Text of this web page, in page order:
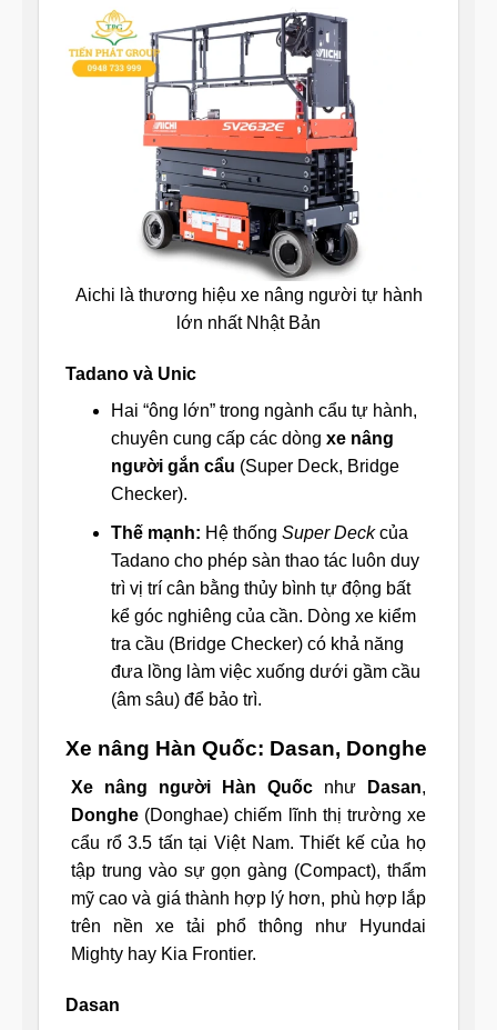
Aichi là thương hiệu xe nâng người tự hành
lớn nhất Nhật Bản
Tadano và Unic
Hai “ông lớn” trong ngành cẩu tự hành,
chuyên cung cấp các dòng xe nâng
người gắn cẩu (Super Deck, Bridge
Checker).
Thế mạnh: Hệ thống Super Deckcủa
Tadano cho phép sàn thao tác luôn duy
trì vị trí cân bằng thủy bình tự động bất
kể góc nghiêng của cần. Dòng xe kiểm
tra cầu (Bridge Checker) có khả năng
đưa lồng làm việc xuống dưới gầm cầu
(âm sâu) để bảo trì.
Xe nâng Hàn Quốc: Dasan, Donghe
Xe nâng người Hàn Quốc như Dasan,
Donghe (Donghae) chiếm lĩnh thị trường xe
cẩu rổ 3.5 tấn tại Việt Nam. Thiết kế của họ
tập trung vào sự gọn gàng (Compact), thẩm
mỹ cao và giá thành hợp lý hơn, phù hợp lắp
trên nền xe tải phổ thông như Hyundai
Mighty hay Kia Frontier.
Dasan